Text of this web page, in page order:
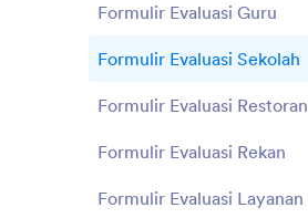
Formulir Evaluasi Guru
Formulir Evaluasi Sekolah
Formulir Evaluasi Restoran
Formulir Evaluasi Rekan
Formulir Evaluasi Layanan